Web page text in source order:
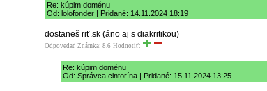
Re: kúpim doménu
Od: lolofonder | Pridané: 14.11.2024 18:19
dostaneš riť.sk (áno aj s diakritikou)
Odpovedať Známka: 8.6 Hodnotiť:
Re: kúpim doménu
Od: Správca cintorína | Pridané: 15.11.2024 13:25